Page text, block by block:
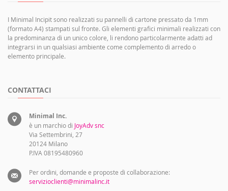
I Minimal Incipit sono realizzati su pannelli di cartone pressato da 1mm
(formato A4) stampati sul fronte. Gli elementi grafici minimali realizzati con
la predominanza di un unico colore, li rendono particolarmente adatti ad
integrarsi in un qualsiasi ambiente come complemento di arredo o
elemento principale.
CONTATTACI
Minimal Inc.
è un marchio di JoyAdv snc
Via Settembrini, 27
20124 Milano
P.IVA 08195480960
Per ordini, domande e proposte di collaborazione:
servizioclienti@minimalinc.it